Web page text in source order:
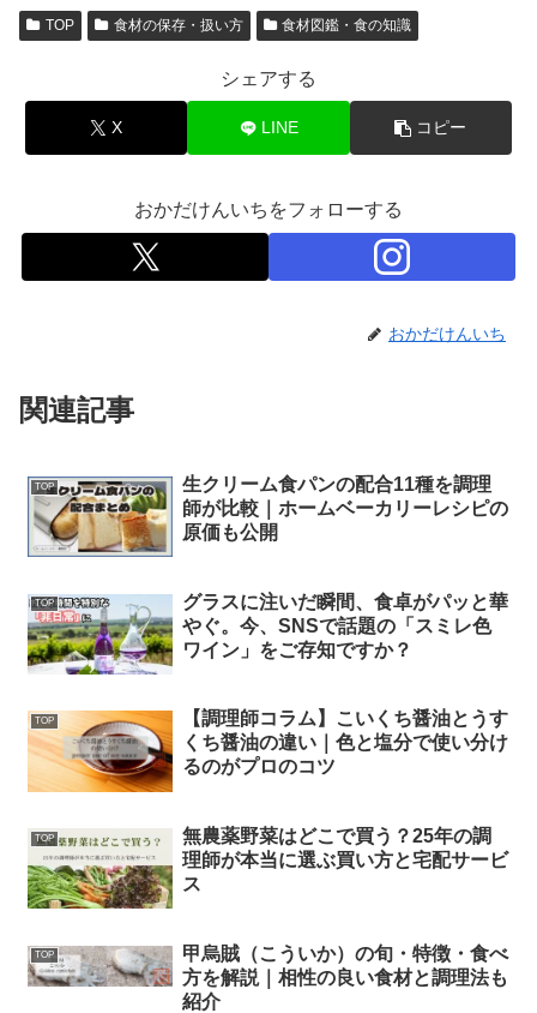
TOP 食材の保存・扱い方 食材図鑑・食の知識
シェアする
X LINE コピー
おかだけんいちをフォローする
おかだけんいち
関連記事
TOP
生クリーム食パンの配合11種を調理
師が比較｜ホームベーカリーレシピの
原価も公開
TOP
グラスに注いだ瞬間、食卓がパッと華
やぐ。今、SNSで話題の「スミレ色
ワイン」をご存知ですか？
TOP
【調理師コラム】こいくち醤油とうす
くち醤油の違い｜色と塩分で使い分け
るのがプロのコツ
TOP
無農薬野菜はどこで買う？25年の調
理師が本当に選ぶ買い方と宅配サービ
ス
TOP
甲烏賊（こういか）の旬・特徴・食べ
方を解説｜相性の良い食材と調理法も
紹介